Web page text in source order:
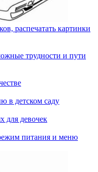
распечатать картинки
трудности и пути
в детском саду
для девочек
питания и меню